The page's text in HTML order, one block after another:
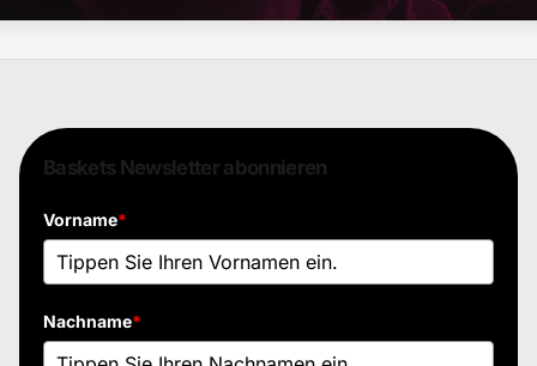
Baskets Newsletter abonnieren
Vorname*
Nachname*